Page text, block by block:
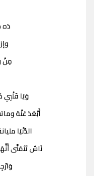
دَه
مِنْ
وَيَا
أَبْعَدَ عَنْهُ
الدُّنْيَا
نَاسٌ تَتَمَنَّى